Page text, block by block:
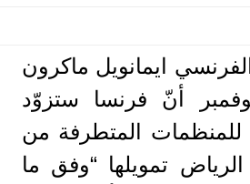
ايمانويل ماكرون
30 نوفمبر أنّ فرنسا ستزوّد
للمنظمات المتطرفة من
تمويلها “وفق ما